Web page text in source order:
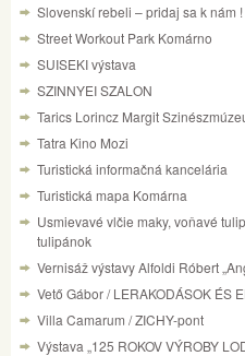
Slovenskí rebeli – pridaj sa k nám !
Street Workout Park Komárno
SUISEKI výstava
SZINNYEI SZALON
Tarics Lorincz Margit
Tatra Kino Mozi
Turistická informačná kancelária
Turistická mapa Komárna
Usmievavé vlčie maky, voňavé
tulipánok
Vernisáž výstavy Alfoldi Róbert
Vető Gábor / LERAKODÁSOK ÉS
Villa Camarum / ZICHY-pont
Výstava „125 ROKOV VÝROBY